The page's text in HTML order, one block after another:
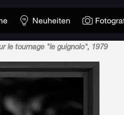
Neuheiten
le tournage "le guignolo", 1979